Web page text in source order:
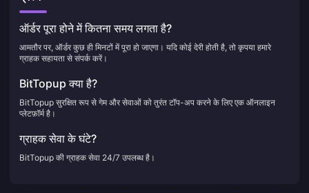
ऑर्डर पूरा होने में कितना समय लगता है?
आमतौर पर, ऑर्डर कुछ ही मिनटों में पूरा हो जाएगा। यदि कोई देरी होती है, तो कृपया हमारे
ग्राहक सहायता से संपर्क करें।
BitTopup क्या है?
BitTopup सुरक्षित रूप से गेम और सेवाओं को तुरंत टॉप-अप करने के लिए एक ऑनलाइन
प्लेटफ़ॉर्म है।
ग्राहक सेवा के घंटे?
BitTopup की ग्राहक सेवा 24/7 उपलब्ध है।